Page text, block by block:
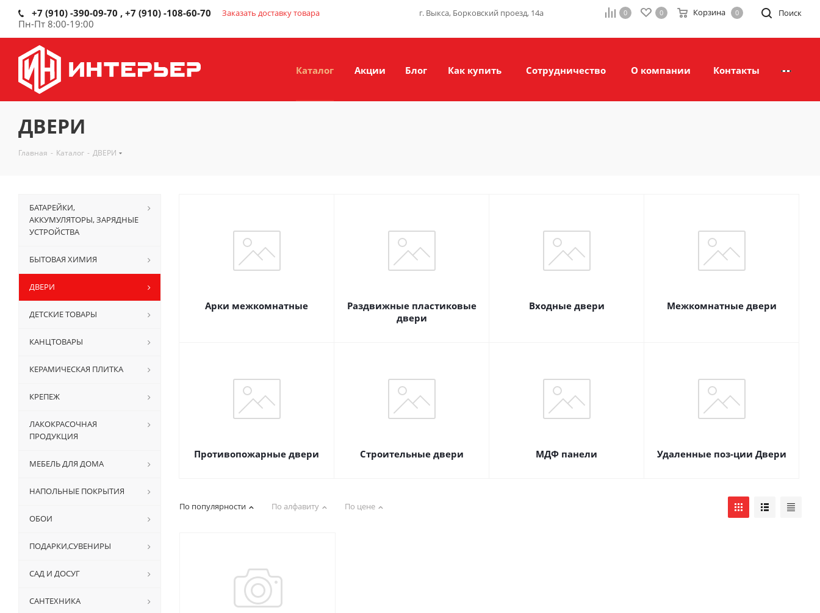
+7 (910) -390-09-70 , +7 (910) -108-60-70 Заказать доставку товара
Пн-Пт 8:00-19:00
г. Выкса, Борковский проезд, 14а Поиск
0 0 Корзина 0
Каталог Акции Блог Как купить Сотрудничество О компании Контакты
ДВЕРИ
Главная - Каталог - ДВЕРИ
Арки межкомнатные
Раздвижные пластиковые
двери
Входные двери Межкомнатные двери
Противопожарные двери Строительные двери МДФ панели Удаленные поз-ции Двери
По популярности По алфавиту По цене
БАТАРЕЙКИ,
АККУМУЛЯТОРЫ, ЗАРЯДНЫЕ
УСТРОЙСТВА
БЫТОВАЯ ХИМИЯ
ДВЕРИ
ДЕТСКИЕ ТОВАРЫ
КАНЦТОВАРЫ
КЕРАМИЧЕСКАЯ ПЛИТКА
КРЕПЕЖ
ЛАКОКРАСОЧНАЯ
ПРОДУКЦИЯ
МЕБЕЛЬ ДЛЯ ДОМА
НАПОЛЬНЫЕ ПОКРЫТИЯ
ОБОИ
ПОДАРКИ,СУВЕНИРЫ
САД И ДОСУГ
САНТЕХНИКА